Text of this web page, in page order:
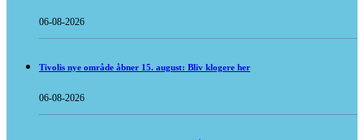
06-08-2026
Tivolis nye område åbner 15. august: Bliv klogere her
06-08-2026